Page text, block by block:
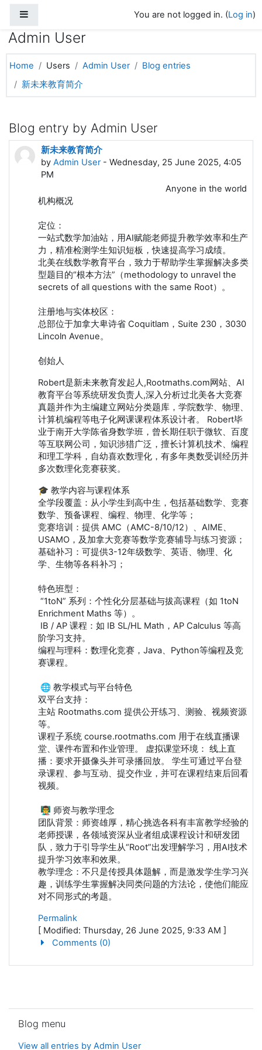
Skip to main content You are not logged in. (Log in)
Admin User
Home Users Admin User
Blog entries
新未来教育简介
Blog entry by Admin User
新未来教育简介
by Admin User- Wednesday, 25 June 2025, 4:05
PM
Anyone in the world
机构概况
定位：
一站式数学加油站，用AI赋能老师提升教学效率和生产
力，精准检测学生知识短板，快速提高学习成绩。
北美在线数学教育平台，致力于帮助学生掌握解决多类
型题目的“根本方法”（methodology to unravel the
secrets of all questions with the same Root）。
注册地与实体校区：
总部位于加拿大卑诗省 Coquitlam，Suite 230，3030
Lincoln Avenue。
创始人
Robert是新未来教育发起人,Rootmaths.com网站、AI
教育平台等系统研发负责人,深入分析过北美各大竞赛
真题并作为主编建立网站分类题库，学院数学、物理、
计算机编程等电子化网课课程体系设计者。 Robert毕
业于南开大学陈省身数学班，曾长期任职于微软、百度
等互联网公司，知识涉猎广泛，擅长计算机技术、编程
和理工学科，自幼喜欢数理化，有多年奥数受训经历并
多次数理化竞赛获奖。
🎓 教学内容与课程体系
全学段覆盖：从小学生到高中生，包括基础数学、竞赛
数学、预备课程、编程、物理、化学等；
竞赛培训：提供 AMC（AMC-8/10/12）、AIME、
USAMO，及加拿大竞赛等数学竞赛辅导与练习资源；
基础补习：可提供3-12年级数学、英语、物理、化
学、生物等各科补习；
特色班型：
“1toN” 系列：个性化分层基础与拔高课程（如 1toN
Enrichment Maths 等）。
IB / AP 课程：如 IB SL/HL Math，AP Calculus 等高
阶学习支持。
编程与理科：数理化竞赛，Java、Python等编程及竞
赛课程。
🌐 教学模式与平台特色
双平台支持：
主站 Rootmaths.com 提供公开练习、测验、视频资源
等。
课程子系统 course.rootmaths.com 用于在线直播课
堂、课件布置和作业管理。 虚拟课堂环境： 线上直
播：要求开摄像头并可录播回放。 学生可通过平台登
录课程、参与互动、提交作业，并可在课程结束后回看
视频。
👨‍🏫 师资与教学理念
团队背景：师资雄厚，精心挑选各科有丰富教学经验的
老师授课，各领域资深从业者组成课程设计和研发团
队，致力于引导学生从“Root”出发理解学习，用AI技术
提升学习效率和效果。
教学理念：不只是传授具体题解，而是激发学生学习兴
趣，训练学生掌握解决同类问题的方法论，使他们能应
对不同形式的考题。
Permalink
[ Modified: Thursday, 26 June 2025, 9:33 AM ]
Comments (0)
Blog menu
View all entries by Admin User